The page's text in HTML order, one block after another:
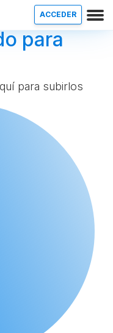
ACCEDER
para
para subirlos